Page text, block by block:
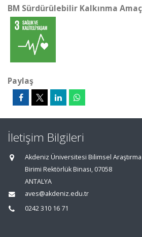
BM Sürdürülebilir Kalkınma
Paylaş
İletişim Bilgileri
Akdeniz Üniversitesi Bilimsel
Birimi Rektörlük Binası, 07058
ANTALYA
aves@akdeniz.edu.tr
0242 310 16 71